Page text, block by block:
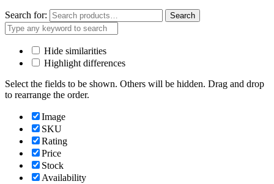
Search for: Search
Hide similarities
Highlight differences
Select the fields to be shown. Others will be hidden. Drag and drop
to rearrange the order.
Image
SKU
Rating
Price
Stock
Availability